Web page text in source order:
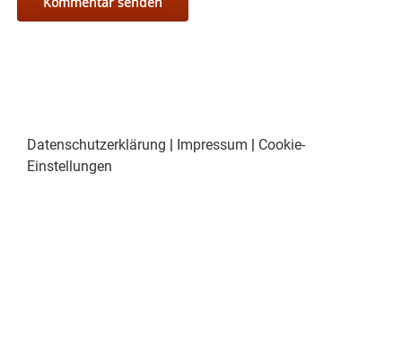
Datenschutzerklärung Impressum
Cookie-
Einstellungen